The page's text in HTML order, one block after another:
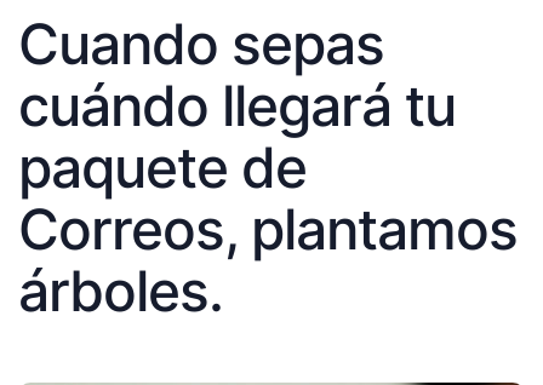
Cuando sepas
cuándo llegará tu
paquete de
Correos, plantamos
árboles.